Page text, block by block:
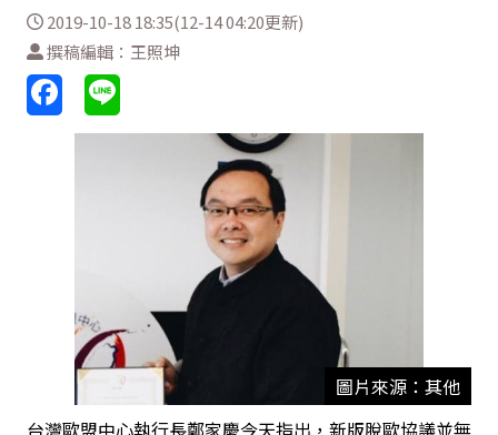
2019-10-18 18:35(12-14 04:20更新)
撰稿編輯：王照坤
圖片來源：其他
台灣歐盟中心執行長鄭家慶今天指出，新版脫歐協議並無